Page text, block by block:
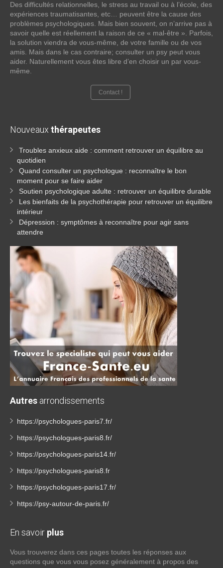
Des difficultés relationnelles, le stress au travail ou à l’école, des
expériences traumatisantes, etc… peuvent être la cause des
problèmes psychologiques. Mais bien souvent, on n’arrive pas à
savoir quelle est réellement la raison de ce « mal-être ». Parfois,
la solution viendra de vous-même, de votre famille ou de vos
amis. Mais dans le cas contraire; consulter un psy peut vous
aider. Naturellement vous êtes libre d’en choisir un par vous-
même.
Contact !
Nouveaux thérapeutes
Troubles anxieux aide : comment retrouver un équilibre au
quotidien
Quand consulter un psychologue : reconnaître le bon
moment pour se faire aider
Soutien psychologique adulte : retrouver un équilibre durable
Les bienfaits de la psychothérapie pour retrouver un équilibre
intérieur
Dépression : symptômes à reconnaître pour agir sans
attendre
Autres arrondissements
https://psychologues-paris7.fr/
https://psychologues-paris8.fr/
https://psychologues-paris14.fr/
https://psychologues-paris8.fr
https://psychologues-paris17.fr/
https://psy-autour-de-paris.fr/
En savoir plus
Vous trouverez dans ces pages toutes les réponses aux
questions que vous vous posez généralement à propos des